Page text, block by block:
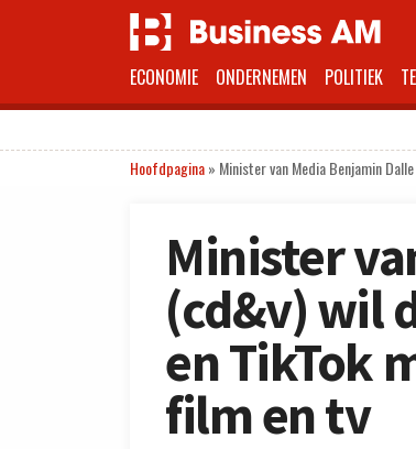
ECONOMIE ONDERNEMEN POLITIEK
Hoofdpagina» Minister van Media Benjamin
Minister
(cd&v) wil
en TikTok
film en tv